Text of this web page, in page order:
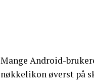
Mange Android-
nøkkelikon øverst på